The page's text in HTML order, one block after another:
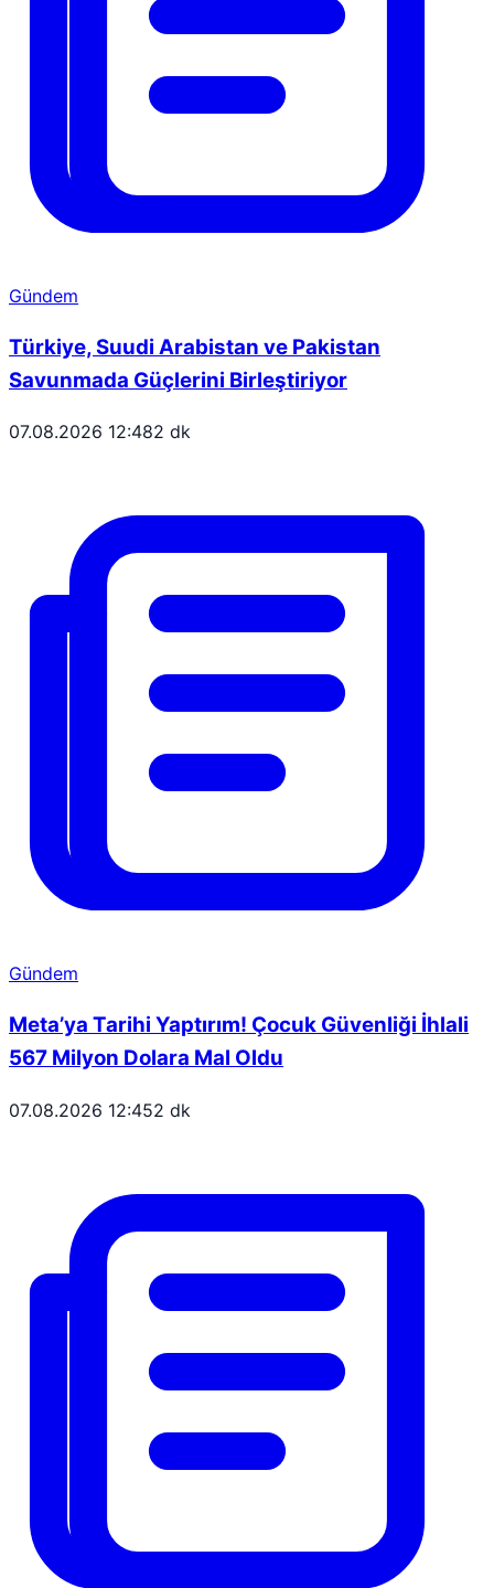
Gündem
Türkiye, Suudi Arabistan ve Pakistan
Savunmada Güçlerini Birleştiriyor
07.08.2026 12:482 dk
Gündem
Meta’ya Tarihi Yaptırım! Çocuk Güvenliği İhlali
567 Milyon Dolara Mal Oldu
07.08.2026 12:452 dk